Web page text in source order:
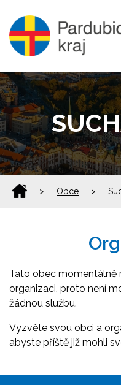
> Obce >
Tato obec momentálně
organizaci, proto není
žádnou službu.
Vyzvěte svou obci a
abyste příště již mohli